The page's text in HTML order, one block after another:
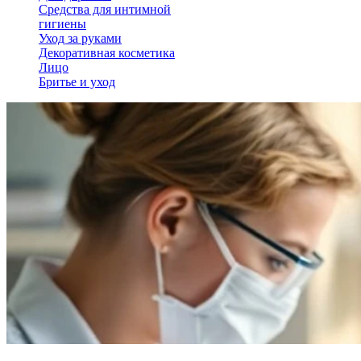
Средства для интимной
гигиены
Уход за руками
Декоративная косметика
Лицо
Бритье и уход